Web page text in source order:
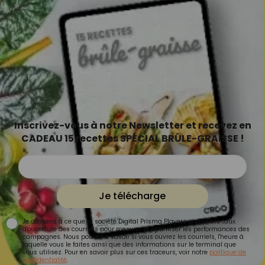
Inscrivez-vous à notre Newsletter et recevez en
CADEAU 15 recettes SPÉCIAL BRÛLE-GRAISSE !
Je télécharge
Je consens à ce que la société Digital Prisma Players analyse le taux
d'ouverture des courriels pour mesurer et optimiser les performances des
campagnes. Nous pourrons savoir si vous ouvrez les courriels, l'heure à
laquelle vous le faites ainsi que des informations sur le terminal que
vous utilisez. Pour en savoir plus sur ces traceurs, voir notre politique de
confidentialité.